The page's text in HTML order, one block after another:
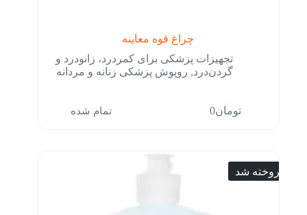
چراغ قوه معاینه
تجهیزات پزشکی برای کمردرد، زانودرد و
گردن‌درد, روپوش پزشکی زنانه و مردانه
تومان0 تمام شده
فروخته شد